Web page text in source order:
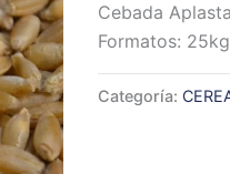
Cebada
Formatos:
Categoría: